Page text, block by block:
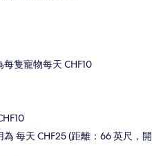
隻寵物每天 CHF10
每天 CHF25 (距離：66 英尺，開